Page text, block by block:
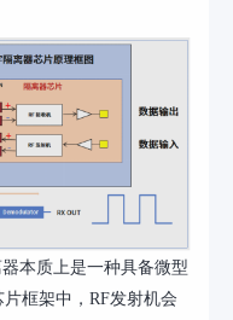
本质上是一种具备微型
框架中，RF发射机会